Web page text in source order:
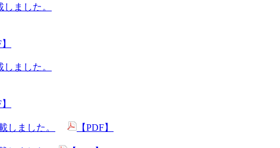
ました。
ました。
しました。
【PDF】